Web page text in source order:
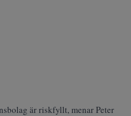
är riskfyllt, menar Peter